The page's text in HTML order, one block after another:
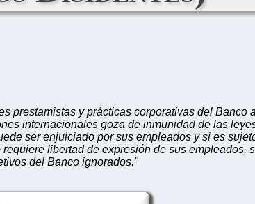
prestamistas y prácticas corporativas del Banco
internacionales goza de inmunidad de las
ser enjuiciado por sus empleados y si es
libertad de expresión de sus empleados,
del Banco ignorados."